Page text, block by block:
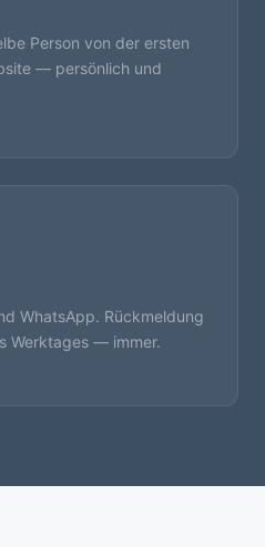
Person von der ersten
— persönlich und
WhatsApp. Rückmeldung
Werktages — immer.